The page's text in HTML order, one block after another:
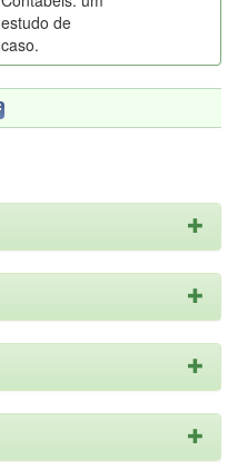
estudo de
caso.